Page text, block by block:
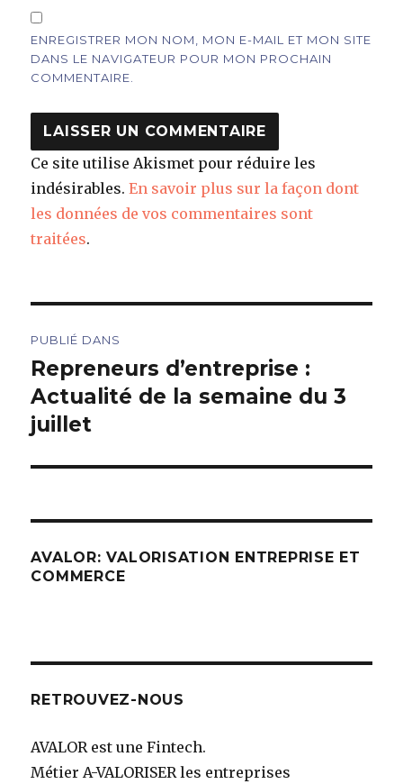
ENREGISTRER MON NOM, MON E-MAIL ET MON SITE
DANS LE NAVIGATEUR POUR MON PROCHAIN
COMMENTAIRE.
Ce site utilise Akismet pour réduire les
indésirables.En savoir plus sur la façon dont
les données de vos commentaires sont
traitées.
de
l’article
PUBLIÉ DANS
Repreneurs d’entreprise :
Actualité de la semaine du 3
juillet
AVALOR: VALORISATION ENTREPRISE ET
COMMERCE
RETROUVEZ-NOUS
AVALOR est une Fintech.
Métier A-VALORISER les entreprises